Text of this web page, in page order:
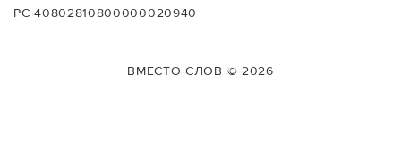
РС 40802810800000020940
ВМЕСТО СЛОВ © 2026